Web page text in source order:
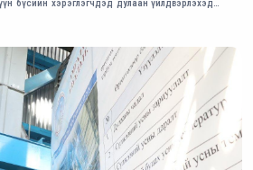
бүсийн хэрэглэгчдэд дулаан үйлдвэрлэхэд
бий болгоно.